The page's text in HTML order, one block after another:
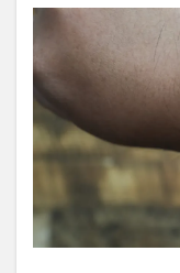
購入
要の
オン
ライ